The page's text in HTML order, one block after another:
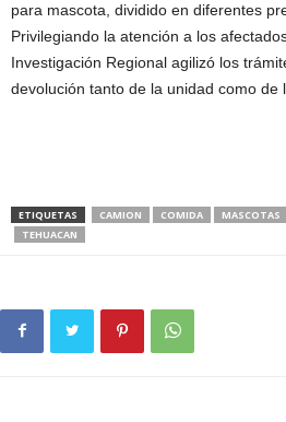
para mascota, dividido en diferentes
Privilegiando la atención a los
Investigación Regional agilizó los
devolución tanto de la unidad como de
ETIQUETAS CAMION COMIDA MASCOTAS
TEHUACAN